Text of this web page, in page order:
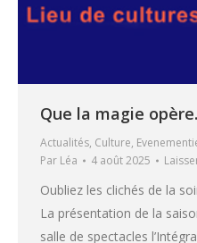
Que la magie
Actualités, Culture,
Par Léa 4 août 2025
Oubliez les clichés de la
La présentation de la
salle de spectacles